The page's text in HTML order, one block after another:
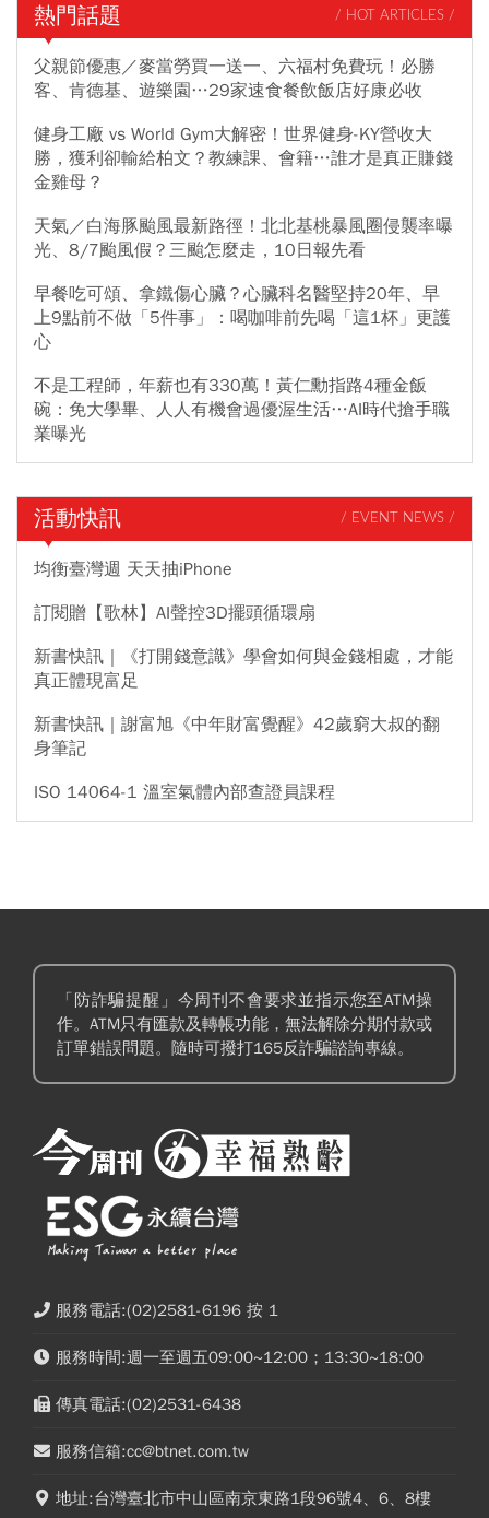
熱門話題 / HOT ARTICLES /
父親節優惠／麥當勞買一送一、六福村免費玩！必勝
客、肯德基、遊樂園…29家速食餐飲飯店好康必收
健身工廠 vs World Gym大解密！世界健身-KY營收大
勝，獲利卻輸給柏文？教練課、會籍…誰才是真正賺錢
金雞母？
天氣／白海豚颱風最新路徑！北北基桃暴風圈侵襲率曝
光、8/7颱風假？三颱怎麼走，10日報先看
早餐吃可頌、拿鐵傷心臟？心臟科名醫堅持20年、早
上9點前不做「5件事」：喝咖啡前先喝「這1杯」更護
心
不是工程師，年薪也有330萬！黃仁勳指路4種金飯
碗：免大學畢、人人有機會過優渥生活…AI時代搶手職
業曝光
活動快訊 / EVENT NEWS /
均衡臺灣週 天天抽iPhone
訂閱贈【歌林】AI聲控3D擺頭循環扇
新書快訊｜《打開錢意識》學會如何與金錢相處，才能
真正體現富足
新書快訊｜謝富旭《中年財富覺醒》42歲窮大叔的翻
身筆記
ISO 14064-1 溫室氣體內部查證員課程
「防詐騙提醒」今周刊不會要求並指示您至ATM操
作。ATM只有匯款及轉帳功能，無法解除分期付款或
訂單錯誤問題。隨時可撥打165反詐騙諮詢專線。
服務電話:(02)2581-6196 按 1
服務時間:週一至週五09:00~12:00；13:30~18:00
傳真電話:(02)2531-6438
服務信箱:cc@btnet.com.tw
地址:台灣臺北市中山區南京東路1段96號4、6、8樓